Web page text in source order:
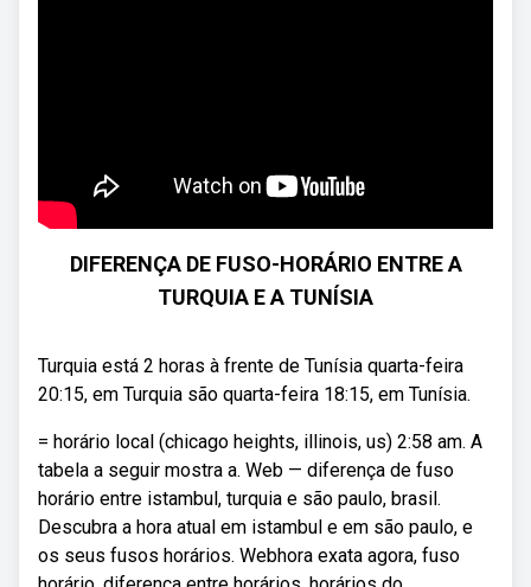
DIFERENÇA DE FUSO-HORÁRIO ENTRE A
TURQUIA E A TUNÍSIA
Turquia está 2 horas à frente de Tunísia quarta-feira
20:15, em Turquia são quarta-feira 18:15, em Tunísia.
= horário local (chicago heights, illinois, us) 2:58 am. A
tabela a seguir mostra a. Web — diferença de fuso
horário entre istambul, turquia e são paulo, brasil.
Descubra a hora atual em istambul e em são paulo, e
os seus fusos horários. Webhora exata agora, fuso